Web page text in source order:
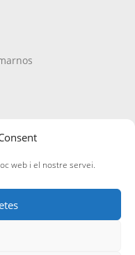
web i el nostre servei.